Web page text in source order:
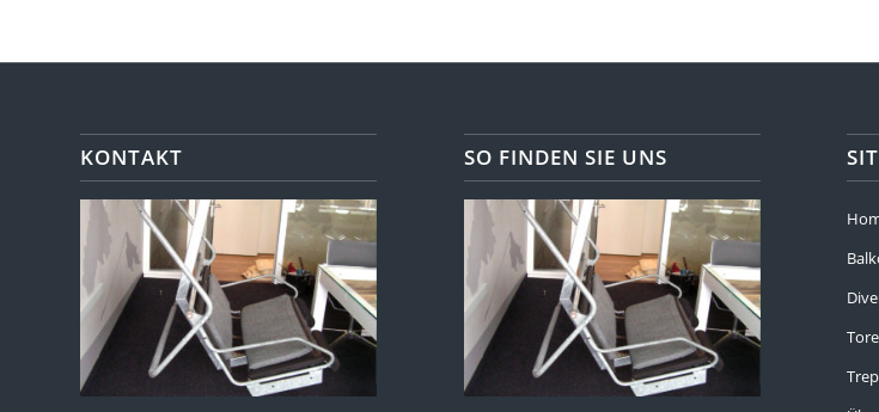
KONTAKT SO FINDEN SIE UNS